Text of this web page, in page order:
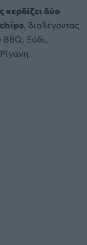
δύο
, διαλέγοντας
Ξύδι,